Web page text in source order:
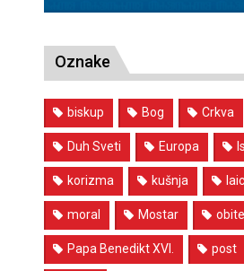
Oznake
biskup Bog Crkva
Duh Sveti Europa
korizma kušnja
moral Mostar
Papa Benedikt XVI. post